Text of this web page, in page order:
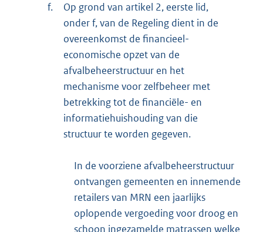
f.
Op grond van artikel 2, eerste lid,
onder f, van de Regeling dient in de
overeenkomst de financieel-
economische opzet van de
afvalbeheerstructuur en het
mechanisme voor zelfbeheer met
betrekking tot de financiële- en
informatiehuishouding van die
structuur te worden gegeven.
In de voorziene afvalbeheerstructuur
ontvangen gemeenten en innemende
retailers van MRN een jaarlijks
oplopende vergoeding voor droog en
schoon ingezamelde matrassen welke